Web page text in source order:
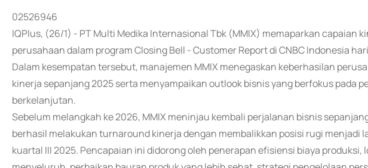
02526946
IQPlus, (26/1) - PT Multi Medika Internasional Tbk (MMIX) memaparkan capaian
perusahaan dalam program Closing Bell - Customer Report di CNBC Indonesia
Dalam kesempatan tersebut, manajemen MMIX menegaskan keberhasilan
kinerja sepanjang 2025 serta menyampaikan outlook bisnis yang berfokus pada
berkelanjutan.
Sebelum melangkah ke 2026, MMIX meninjau kembali perjalanan bisnis
berhasil melakukan turnaround kinerja dengan membalikkan posisi rugi menjadi
kuartal III 2025. Pencapaian ini didorong oleh penerapan efisiensi biaya produksi,